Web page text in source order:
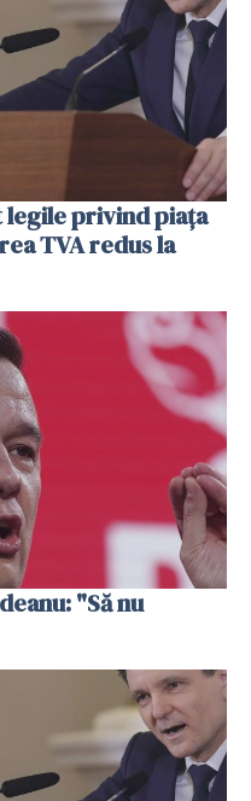
legile privind piaţa
TVA redus la
"Să nu